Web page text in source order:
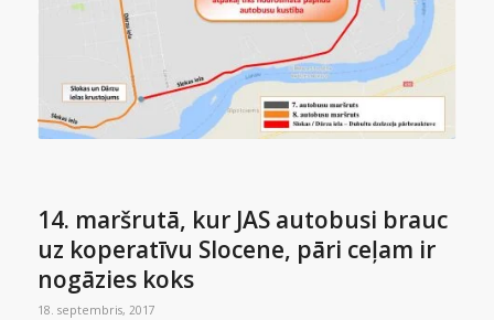
14. maršrutā, kur JAS autobusi brauc
uz koperatīvu Slocene, pāri ceļam ir
nogāzies koks
18. septembris, 2017